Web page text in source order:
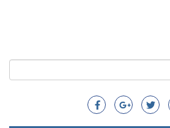
Search
Пребарување